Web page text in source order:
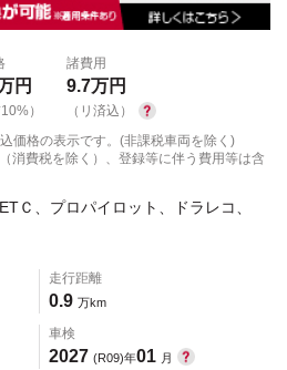
円
）
諸費用
9.7万円
（リ済込）
価格の表示です。(非課税車両を除く)
消費税を除く）、登録等に伴う費用等は含
Ｃ、プロパイロット、ドラレコ、
走行距離
0.9 万km
車検
2027 (R09)年01 月